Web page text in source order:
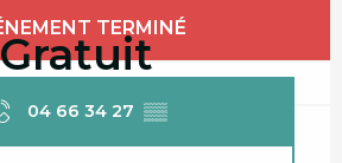
TERMINÉ
Gratuit
04 66 34 27 ▒▒